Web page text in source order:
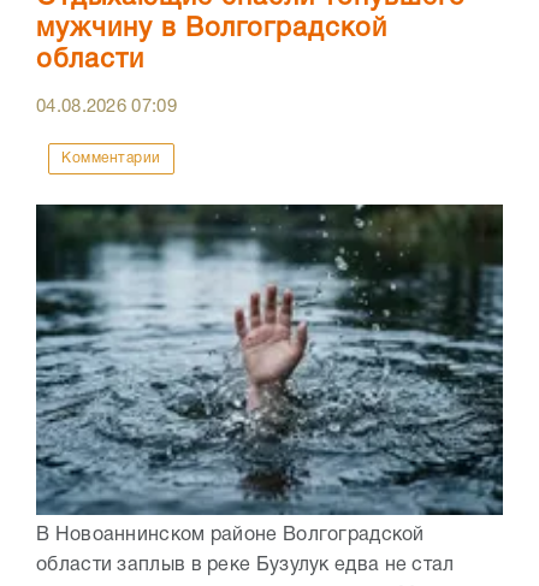
мужчину в Волгоградской
области
04.08.202607:09
Комментарии
В Новоаннинском районе Волгоградской
области заплыв в реке Бузулук едва не стал